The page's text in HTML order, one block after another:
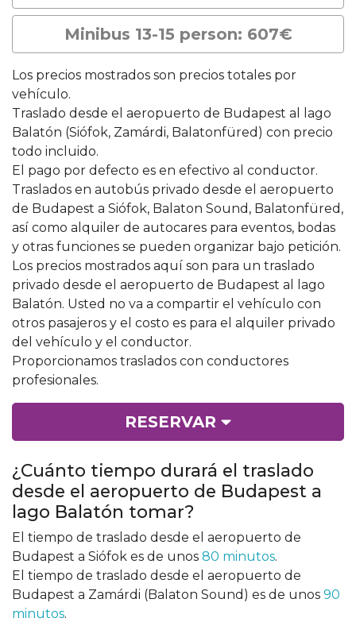
Minibus 13-15 person: 607€
Los precios mostrados son precios totales por
vehículo.
Traslado desde el aeropuerto de Budapest al lago
Balatón (Siófok, Zamárdi, Balatonfüred) con precio
todo incluido.
El pago por defecto es en efectivo al conductor.
Traslados en autobús privado desde el aeropuerto
de Budapest a Siófok, Balaton Sound, Balatonfüred,
así como alquiler de autocares para eventos, bodas
y otras funciones se pueden organizar bajo petición.
Los precios mostrados aquí son para un traslado
privado desde el aeropuerto de Budapest al lago
Balatón. Usted no va a compartir el vehículo con
otros pasajeros y el costo es para el alquiler privado
del vehículo y el conductor.
Proporcionamos traslados con conductores
profesionales.
RESERVAR
¿Cuánto tiempo durará el traslado
desde el aeropuerto de Budapest a
lago Balatón tomar?
El tiempo de traslado desde el aeropuerto de
Budapest a Siófok es de unos 80 minutos.
El tiempo de traslado desde el aeropuerto de
Budapest a Zamárdi (Balaton Sound) es de unos 90
minutos.